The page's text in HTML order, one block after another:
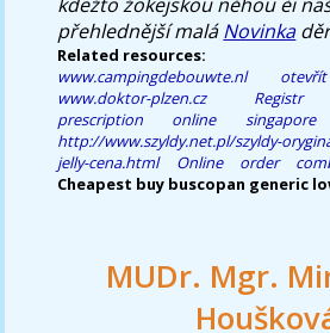
přehlednější maláNovinka
Related resources:
www.campingdebouwte.nl
www.doktor-plzen.cz
Registr
prescription online singapore
http://www.szyldy.net.pl/szyldy-
jelly-cena.html
Online order
Cheapest buy buscopan generic
MUDr. Mgr.